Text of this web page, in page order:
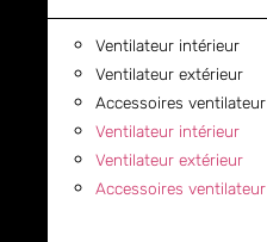
Ventilateur intérieur
Ventilateur extérieur
Accessoires ventilateur
Ventilateur intérieur
Ventilateur extérieur
Accessoires ventilateur